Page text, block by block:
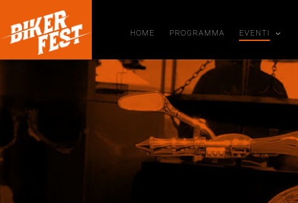
HOME PROGRAMMA EVENTI